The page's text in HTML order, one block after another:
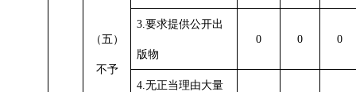
（五）
不予
3.要求提供公开出
版物
0 0 0
4.无正当理由大量